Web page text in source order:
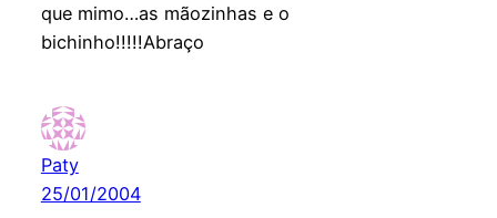
que mimo…as mãozinhas e o
bichinho!!!!!Abraço
Paty
25/01/2004